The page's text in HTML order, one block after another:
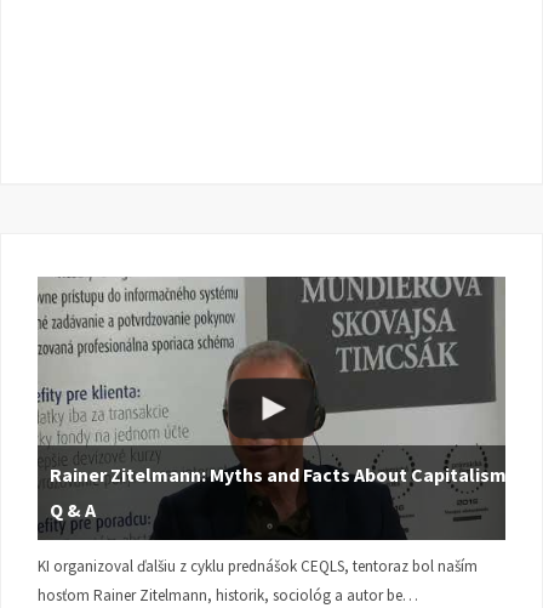
Rainer Zitelmann: Myths and Facts About Capitalism |
Q & A
KI organizoval ďalšiu z cyklu prednášok CEQLS, tentoraz bol naším
hosťom Rainer Zitelmann, historik, sociológ a autor be…